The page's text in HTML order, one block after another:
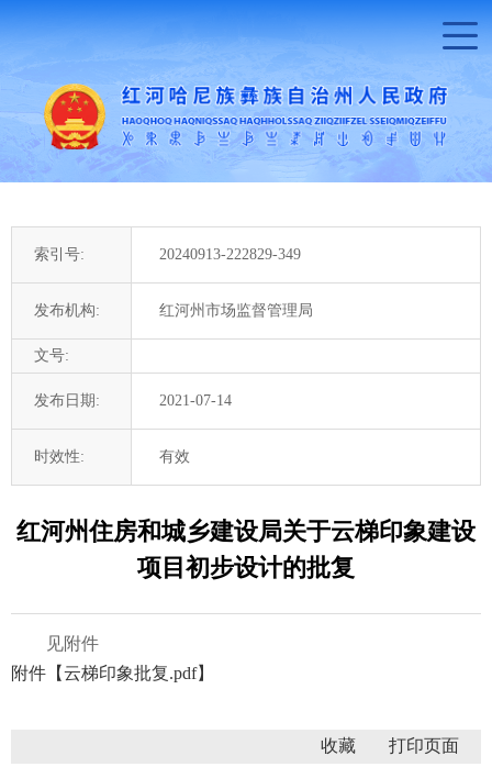
索引号: 20240913-222829-349
发布机构: 红河州市场监督管理局
文号:
发布日期: 2021-07-14
时效性: 有效
红河州住房和城乡建设局关于云梯印象建设
项目初步设计的批复
见附件
附件【云梯印象批复.pdf】
收藏